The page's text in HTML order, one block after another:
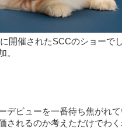
開催されたSCCのショーで
加。
ビューを一番待ち焦がれて
されるのか考えただけでわ